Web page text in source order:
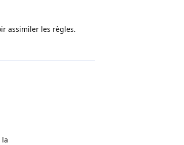
assimiler les règles.
la